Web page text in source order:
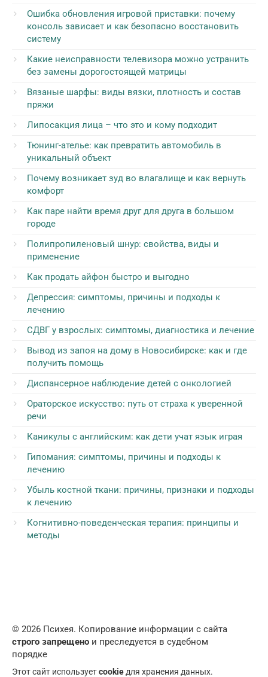
Ошибка обновления игровой приставки: почему
консоль зависает и как безопасно восстановить
систему
Какие неисправности телевизора можно устранить
без замены дорогостоящей матрицы
Вязаные шарфы: виды вязки, плотность и состав
пряжи
Липосакция лица – что это и кому подходит
Тюнинг-ателье: как превратить автомобиль в
уникальный объект
Почему возникает зуд во влагалище и как вернуть
комфорт
Как паре найти время друг для друга в большом
городе
Полипропиленовый шнур: свойства, виды и
применение
Как продать айфон быстро и выгодно
Депрессия: симптомы, причины и подходы к
лечению
СДВГ у взрослых: симптомы, диагностика и лечение
Вывод из запоя на дому в Новосибирске: как и где
получить помощь
Диспансерное наблюдение детей с онкологией
Ораторское искусство: путь от страха к уверенной
речи
Каникулы с английским: как дети учат язык играя
Гипомания: симптомы, причины и подходы к
лечению
Убыль костной ткани: причины, признаки и подходы
к лечению
Когнитивно-поведенческая терапия: принципы и
методы
© 2026 Психея. Копирование информации с сайта
строго запрещено и преследуется в судебном
порядке
Этот сайт используетcookieдля хранения данных.